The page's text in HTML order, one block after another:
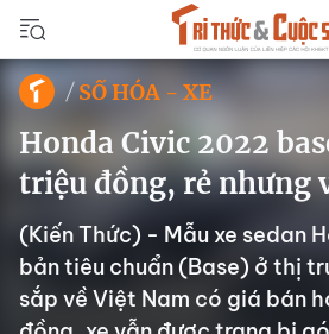
SỐ HÓA - XE
Honda Civic 2022
triệu đồng, rẻ nhưng
(Kiến Thức) - Mẫu xe sedan
bản tiêu chuẩn (Base) ở thị
sắp về Việt Nam có giá bán